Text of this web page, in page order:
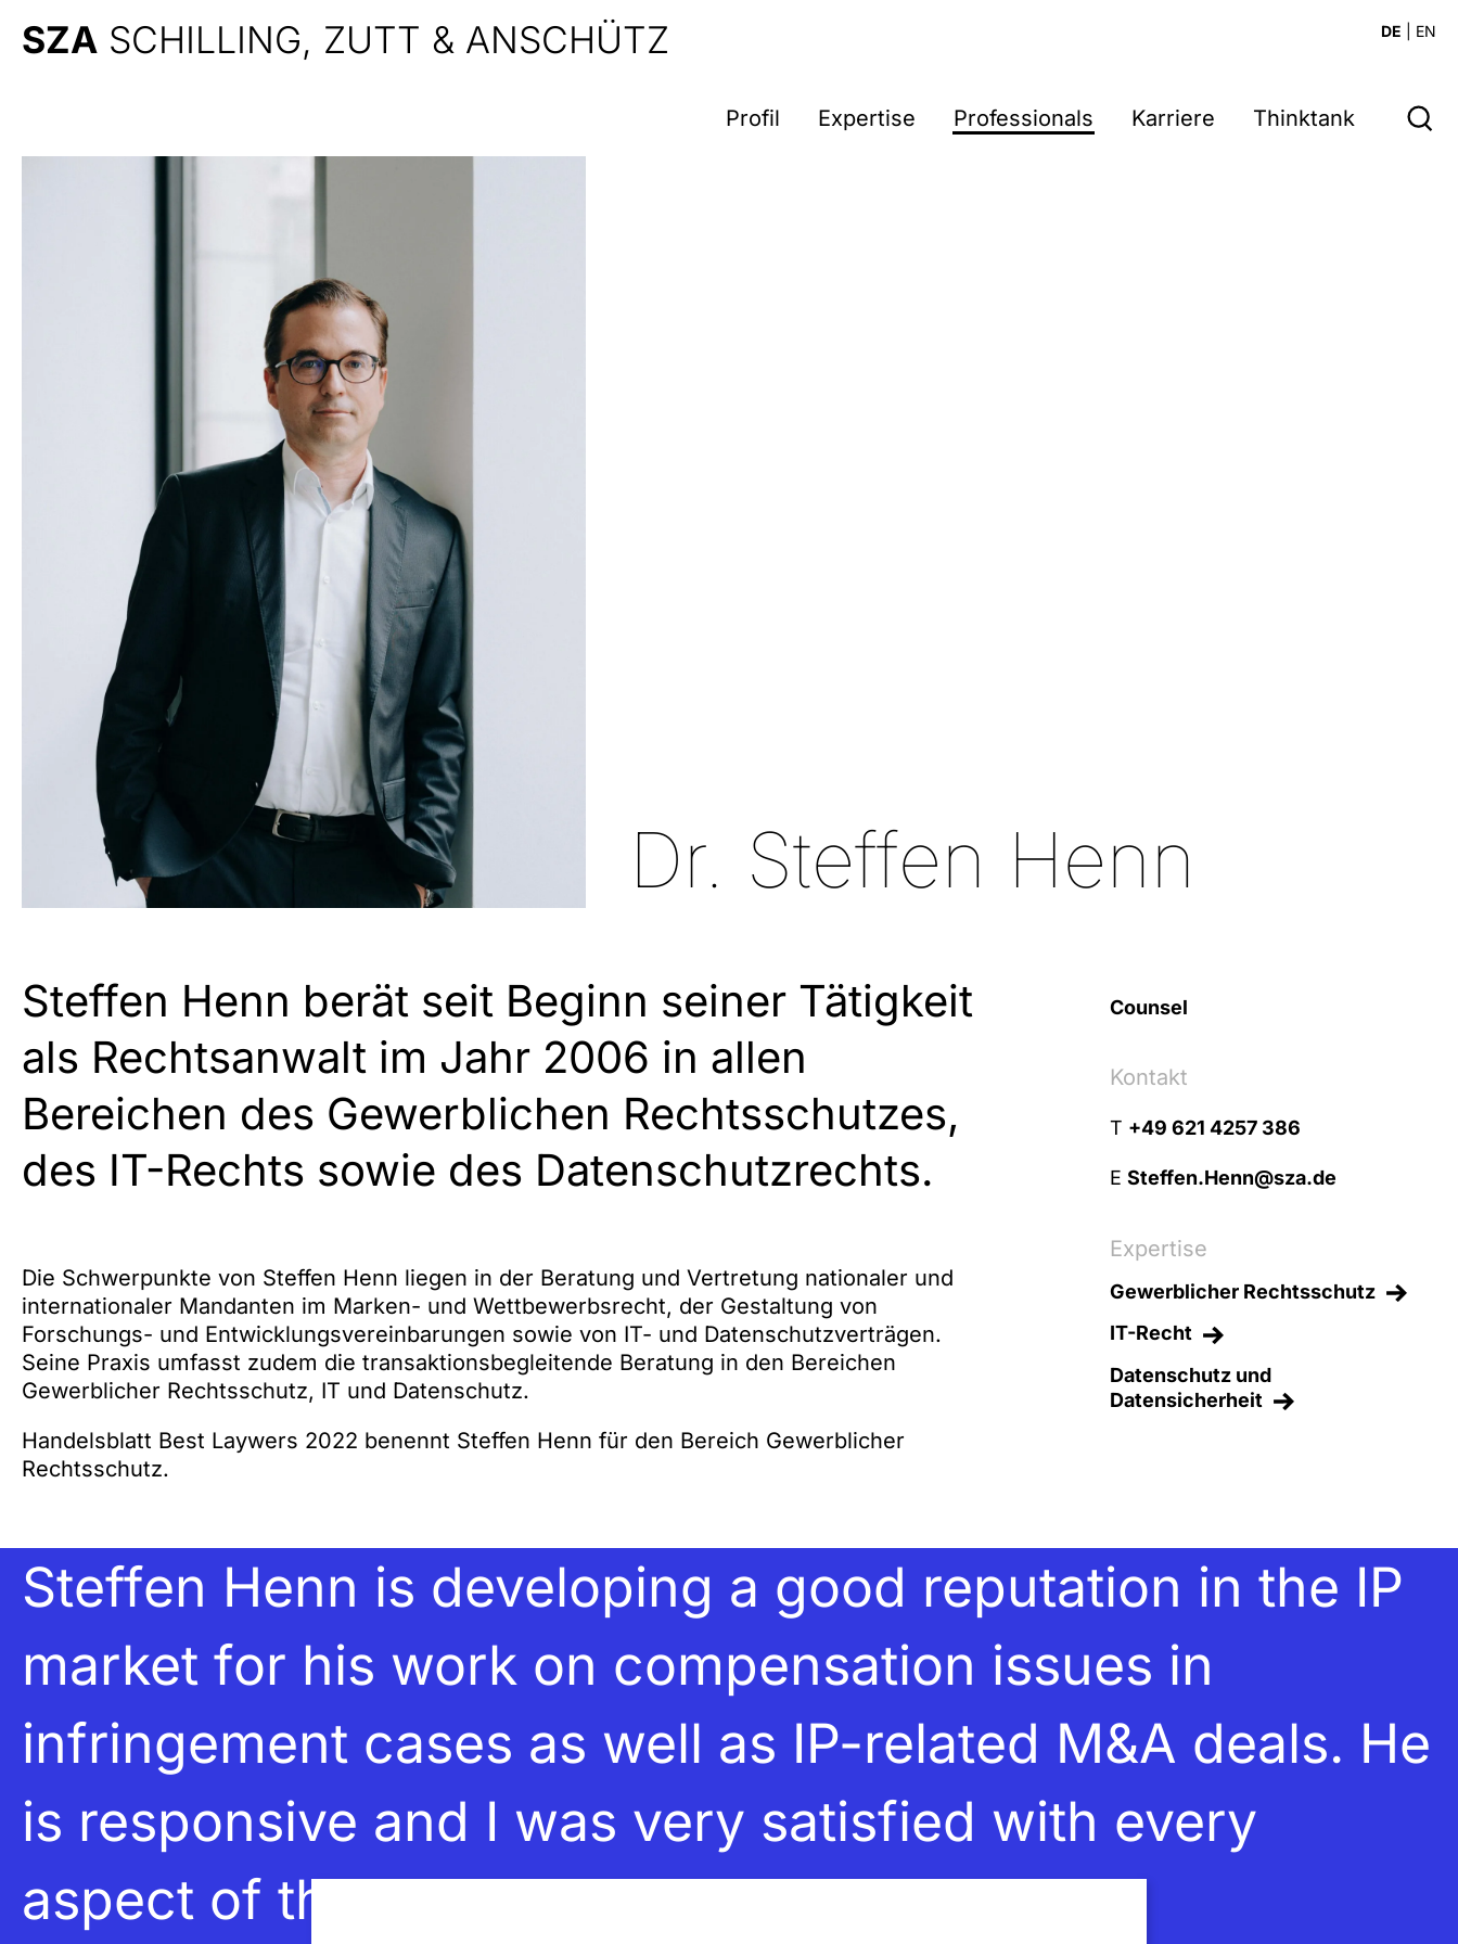
SZA SCHILLING, ZUTT & ANSCHÜTZ DE EN
Profil Expertise Professionals Karriere Thinktank
Dr. Steffen Henn
Steffen Henn berät seit Beginn seiner Tätigkeit
als Rechtsanwalt im Jahr 2006 in allen
Bereichen des Gewerblichen Rechtsschutzes,
des IT-Rechts sowie des Datenschutzrechts.
Die Schwerpunkte von Steffen Henn liegen in der Beratung und Vertretung nationaler und
internationaler Mandanten im Marken- und Wettbewerbsrecht, der Gestaltung von
Forschungs- und Entwicklungsvereinbarungen sowie von IT- und Datenschutzverträgen.
Seine Praxis umfasst zudem die transaktionsbegleitende Beratung in den Bereichen
Gewerblicher Rechtsschutz, IT und Datenschutz.
Handelsblatt Best Laywers 2022 benennt Steffen Henn für den Bereich Gewerblicher
Rechtsschutz.
Counsel
Kontakt
T +49 621 4257 386
ESteffen.Henn@sza.de
Expertise
Gewerblicher Rechtsschutz
IT-Recht
Datenschutz und
Datensicherheit
Steffen Henn is developing a good reputation in the IP
market for his work on compensation issues in
infringement cases as well as IP-related M&A deals. He
is responsive and I was very satisfied with every
aspect of the work.